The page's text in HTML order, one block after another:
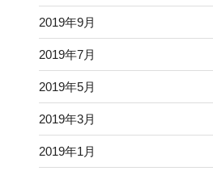
2019年9月
2019年7月
2019年5月
2019年3月
2019年1月